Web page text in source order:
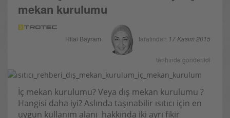
mekan kurulumu
Hilal Bayram tarafından 17 Kasım 2015
tarihinde gönderildi
İç mekan kurulumu? Veya dış mekan kurulumu ?
Hangisi daha iyi? Aslında taşınabilir ısıtıcı için en
uygun kullanım alanı hakkında iki ayrı fikir